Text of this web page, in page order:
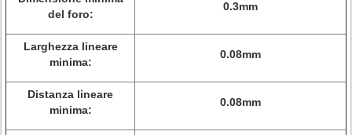
del foro:
0.3mm
Larghezza lineare
minima:
0.08mm
Distanza lineare
minima:
0.08mm